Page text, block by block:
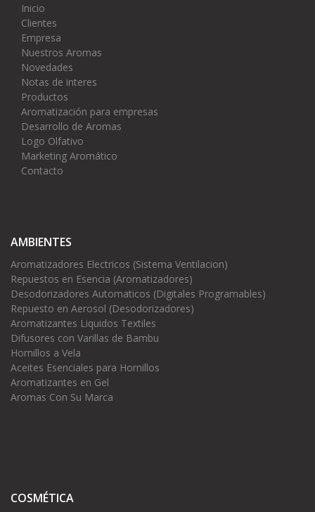
Inicio
Clientes
Empresa
Nuestros Aromas
Novedades
Notas de interes
Productos
Aromatización para empresas
Desarrollo de Aromas
Logo Olfativo
Marketing Aromático
Contacto
AMBIENTES
Aromatizadores Electricos (Sistema Ventilacion)
Repuestos en Esencia (Aromatizadores)
Desodorizadores Automaticos (Digitales Programables)
Repuesto en Aerosol (Desodorizadores)
Aromatizantes Liquidos Textiles
Difusores con Varillas de Bambu
Hornillos a Vela
Aceites Esenciales para Hornillos
Aromatizantes en Gel
Aromas Con Su Marca
COSMÉTICA